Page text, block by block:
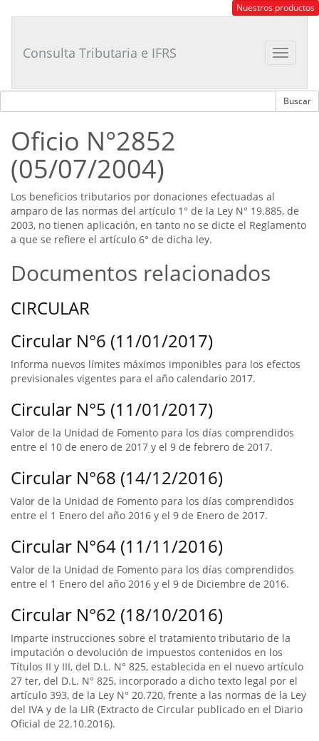
Tributario
Nuestros productos
Toggle
Consulta Tributaria e IFRS
Oficio N°2852
(05/07/2004)
Los beneficios tributarios por donaciones efectuadas al
amparo de las normas del artículo 1° de la Ley N° 19.885, de
2003, no tienen aplicación, en tanto no se dicte el Reglamento
a que se refiere el artículo 6° de dicha ley.
Documentos relacionados
CIRCULAR
Circular N°6 (11/01/2017)
Informa nuevos límites máximos imponibles para los efectos
previsionales vigentes para el año calendario 2017.
Circular N°5 (11/01/2017)
Valor de la Unidad de Fomento para los días comprendidos
entre el 10 de enero de 2017 y el 9 de febrero de 2017.
Circular N°68 (14/12/2016)
Valor de la Unidad de Fomento para los días comprendidos
entre el 1 Enero del año 2016 y el 9 de Enero de 2017.
Circular N°64 (11/11/2016)
Valor de la Unidad de Fomento para los días comprendidos
entre el 1 Enero del año 2016 y el 9 de Diciembre de 2016.
Circular N°62 (18/10/2016)
Imparte instrucciones sobre el tratamiento tributario de la
imputación o devolución de impuestos contenidos en los
Títulos II y III, del D.L. N° 825, establecida en el nuevo artículo
27 ter, del D.L. N° 825, incorporado a dicho texto legal por el
artículo 393, de la Ley N° 20.720, frente a las normas de la Ley
del IVA y de la LIR (Extracto de Circular publicado en el Diario
Oficial de 22.10.2016).